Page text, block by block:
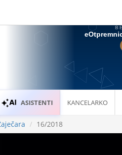
ASISTENTI KANCELARKO
16/2018